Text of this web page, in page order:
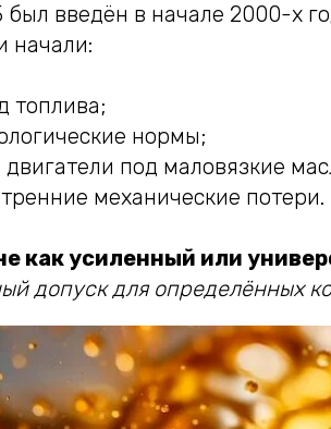
был введён в начале 2000-х
начали:
топлива;
нормы;
двигатели под маловязкие
механические потери.
как усиленный или
допуск для определённых